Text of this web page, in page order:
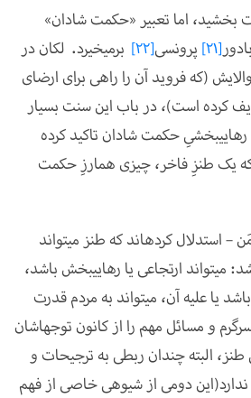
اما تعبیر «حکمت شادان»
[21] پرونسی[22] برمی­خیرد. لکان در
(که فروید آن را راهی برای ارضای
کرده است)، در باب این سنت بسیار
حکمت شادان تاکید کرده
یک طنزِ فاخر، چیزی هم­ارزِ حکمت
–استدلال کرده­اند که طنز می­تواند
می­تواند ارتجاعی یا رهایی­بخش باشد،
یا علیه آن، می­تواند به مردم قدرت
و مسائل مهم را از کانون توجه­اشان
طنز، البته چندان ربطی به ترجیحات و
دومی از شیوه­ی خاصی از فهم